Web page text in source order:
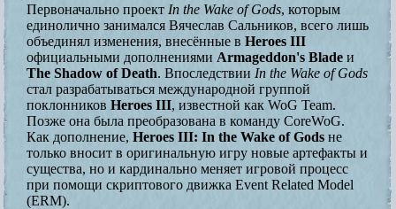
Первоначально проект In the Wake of Gods, которым
единолично занимался Вячеслав Сальников, всего лишь
объединял изменения, внесённые в Heroes III
официальными дополнениями Armageddon's Blade и
The Shadow of Death. Впоследствии In the Wake of Gods
стал разрабатываться международной группой
поклонников Heroes III, известной как WoG Team.
Позже она была преобразована в команду CoreWoG.
Как дополнение, Heroes III: In the Wake of Gods не
только вносит в оригинальную игру новые артефакты и
существа, но и кардинально меняет игровой процесс
при помощи скриптового движка Event Related Model
(ERM).